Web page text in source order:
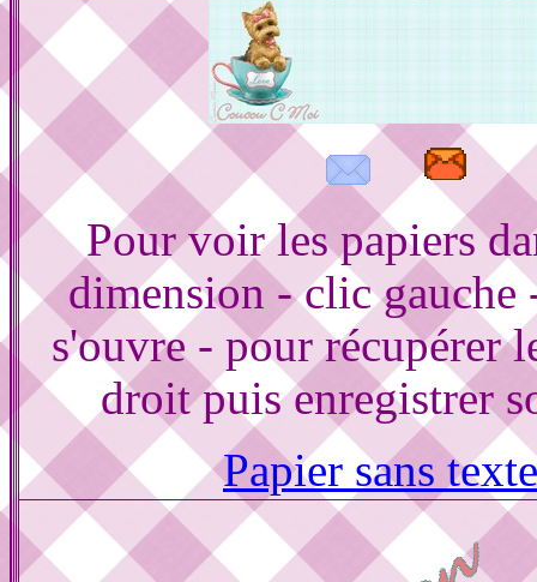
Pour voir les papiers
dimension - clic gauche
s'ouvre - pour récupérer
droit puis enregistrer
Papier sans